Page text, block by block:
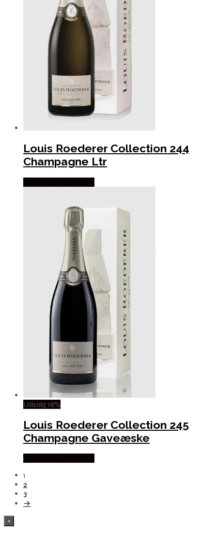
Louis Roederer Collection 244
Champagne Ltr
Udsalg 18%
Louis Roederer Collection 245
Champagne Gaveæske
1
2
3
→
×